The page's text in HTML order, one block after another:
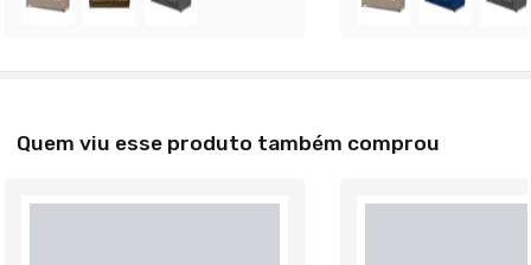
Quem viu esse produto também comprou